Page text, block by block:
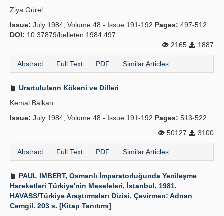
Ziya Gürel
Issue: July 1984, Volume 48 - Issue 191-192 Pages: 497-512
DOI: 10.37879/belleten.1984.497
2165
1887
Abstract Full Text PDF Similar Articles
Urartuluların Kökeni ve Dilleri
Kemal Balkan
Issue: July 1984, Volume 48 - Issue 191-192 Pages: 513-522
50127
3100
Abstract Full Text PDF Similar Articles
PAUL IMBERT, Osmanlı İmparatorluğunda Yenileşme
Hareketleri Türkiye'nin Meseleleri, İstanbul, 1981.
HAVASS/Türkiye Araştırmaları Dizisi. Çevirmen: Adnan
Cemgil. 203 s. [Kitap Tanıtımı]